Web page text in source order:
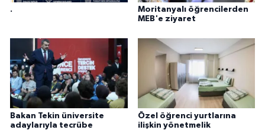
.
Moritanyalı öğrencilerden
MEB'e ziyaret
Bakan Tekin üniversite
adaylarıyla tecrübe
Özel öğrenci yurtlarına
ilişkin yönetmelik